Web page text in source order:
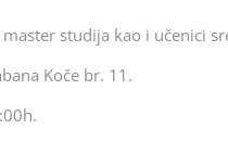
studija kao i učenici
Koče br. 11.